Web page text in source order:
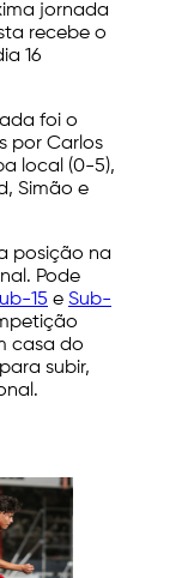
jornada
recebe o
16
foi o
por Carlos
local (0-5),
Simão e
posição na
Pode
15 e Sub-
casa do
subir,